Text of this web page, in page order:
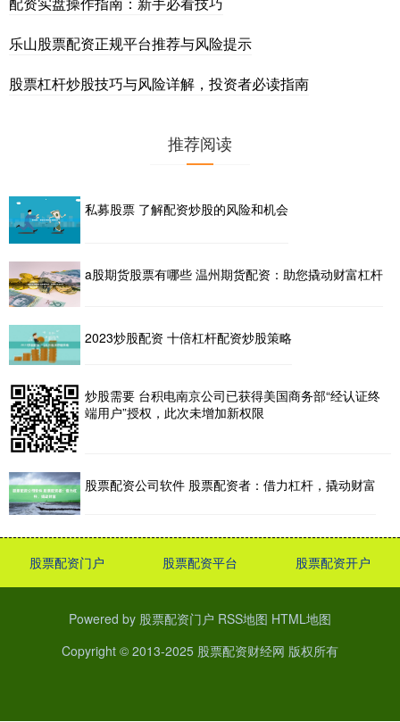
乐山股票配资正规平台推荐与风险提示
股票杠杆炒股技巧与风险详解，投资者必读指南
推荐阅读
私募股票 了解配资炒股的风险和机会
a股期货股票有哪些 温州期货配资：助您撬动财富杠杆
2023炒股配资 十倍杠杆配资炒股策略
炒股需要 台积电南京公司已获得美国商务部“经认证终
端用户”授权，此次未增加新权限
股票配资公司软件 股票配资者：借力杠杆，撬动财富
股票配资门户 股票配资平台 股票配资开户
Powered by 股票配资门户 RSS地图 HTML地图
Copyright © 2013-2025 股票配资财经网 版权所有